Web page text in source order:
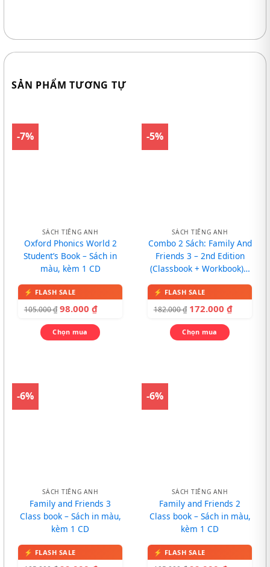
SẢN PHẨM TƯƠNG TỰ
-7%
SÁCH TIẾNG ANH
Oxford Phonics World 2
Student’s Book – Sách in
màu, kèm 1 CD
105.000₫ 98.000 ₫
Chọn mua
-5%
SÁCH TIẾNG ANH
Combo 2 Sách: Family And
Friends 3 – 2nd Edition
(Classbook + Workbook) –
182.000₫ 172.000 ₫
Chọn mua
-6%
SÁCH TIẾNG ANH
Family and Friends 3
Class book – Sách in màu,
kèm 1 CD
-6%
SÁCH TIẾNG ANH
Family and Friends 2
Class book – Sách in màu,
kèm 1 CD